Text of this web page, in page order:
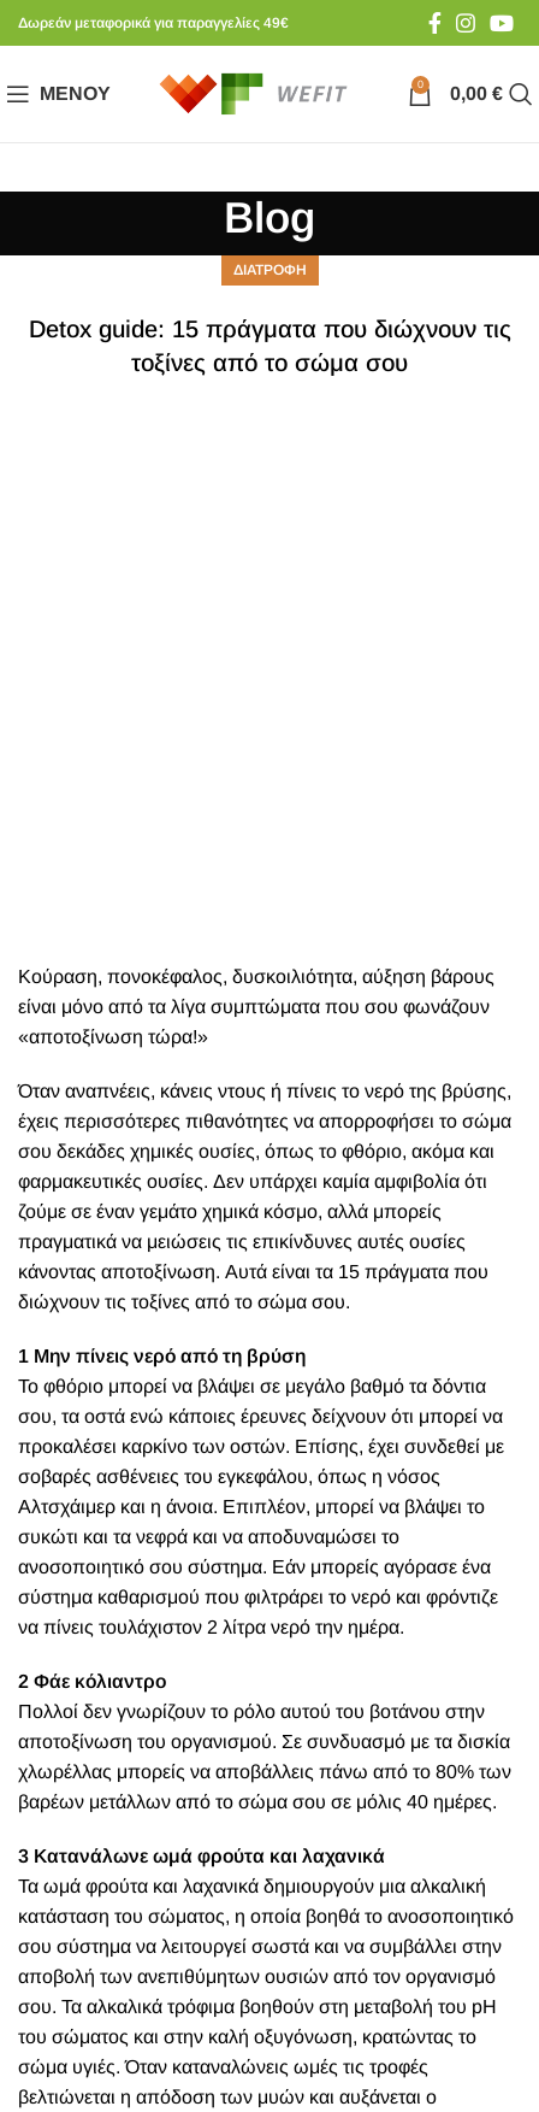
Δωρεάν μεταφορικά για παραγγελίες 49€
ΜΕΝΟΎ 0 0,00 €
Blog
ΔΙΑΤΡΟΦΗ
Detox guide: 15 πράγματα που διώχνουν τις
τοξίνες από το σώμα σου
Κούραση, πονοκέφαλος, δυσκοιλιότητα, αύξηση βάρους
είναι μόνο από τα λίγα συμπτώματα που σου φωνάζουν
«αποτοξίνωση τώρα!»
Όταν αναπνέεις, κάνεις ντους ή πίνεις το νερό της βρύσης,
έχεις περισσότερες πιθανότητες να απορροφήσει το σώμα
σου δεκάδες χημικές ουσίες, όπως το φθόριο, ακόμα και
φαρμακευτικές ουσίες. Δεν υπάρχει καμία αμφιβολία ότι
ζούμε σε έναν γεμάτο χημικά κόσμο, αλλά μπορείς
πραγματικά να μειώσεις τις επικίνδυνες αυτές ουσίες
κάνοντας αποτοξίνωση. Αυτά είναι τα 15 πράγματα που
διώχνουν τις τοξίνες από το σώμα σου.
1 Μην πίνεις νερό από τη βρύση
Το φθόριο μπορεί να βλάψει σε μεγάλο βαθμό τα δόντια
σου, τα οστά ενώ κάποιες έρευνες δείχνουν ότι μπορεί να
προκαλέσει καρκίνο των οστών. Επίσης, έχει συνδεθεί με
σοβαρές ασθένειες του εγκεφάλου, όπως η νόσος
Αλτσχάιμερ και η άνοια. Επιπλέον, μπορεί να βλάψει το
συκώτι και τα νεφρά και να αποδυναμώσει το
ανοσοποιητικό σου σύστημα. Εάν μπορείς αγόρασε ένα
σύστημα καθαρισμού που φιλτράρει το νερό και φρόντιζε
να πίνεις τουλάχιστον 2 λίτρα νερό την ημέρα.
2 Φάε κόλιαντρο
Πολλοί δεν γνωρίζουν το ρόλο αυτού του βοτάνου στην
αποτοξίνωση του οργανισμού. Σε συνδυασμό με τα δισκία
χλωρέλλας μπορείς να αποβάλλεις πάνω από το 80% των
βαρέων μετάλλων από το σώμα σου σε μόλις 40 ημέρες.
3 Κατανάλωνε ωμά φρούτα και λαχανικά
Τα ωμά φρούτα και λαχανικά δημιουργούν μια αλκαλική
κατάσταση του σώματος, η οποία βοηθά το ανοσοποιητικό
σου σύστημα να λειτουργεί σωστά και να συμβάλλει στην
αποβολή των ανεπιθύμητων ουσιών από τον οργανισμό
σου. Τα αλκαλικά τρόφιμα βοηθούν στη μεταβολή του pH
του σώματος και στην καλή οξυγόνωση, κρατώντας το
σώμα υγιές. Όταν καταναλώνεις ωμές τις τροφές
βελτιώνεται η απόδοση των μυών και αυξάνεται ο